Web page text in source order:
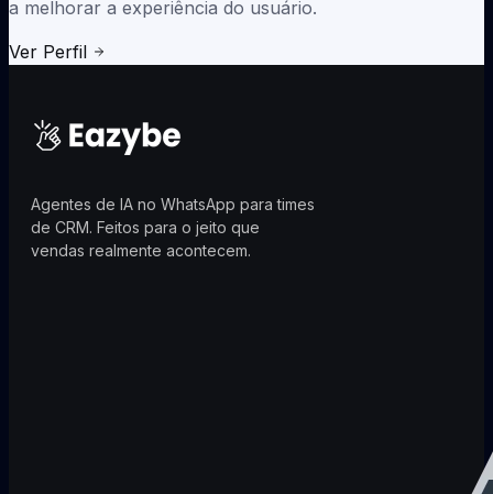
a melhorar a experiência do usuário.
Ver Perfil
Agentes de IA no WhatsApp para times
de CRM. Feitos para o jeito que
vendas realmente acontecem.